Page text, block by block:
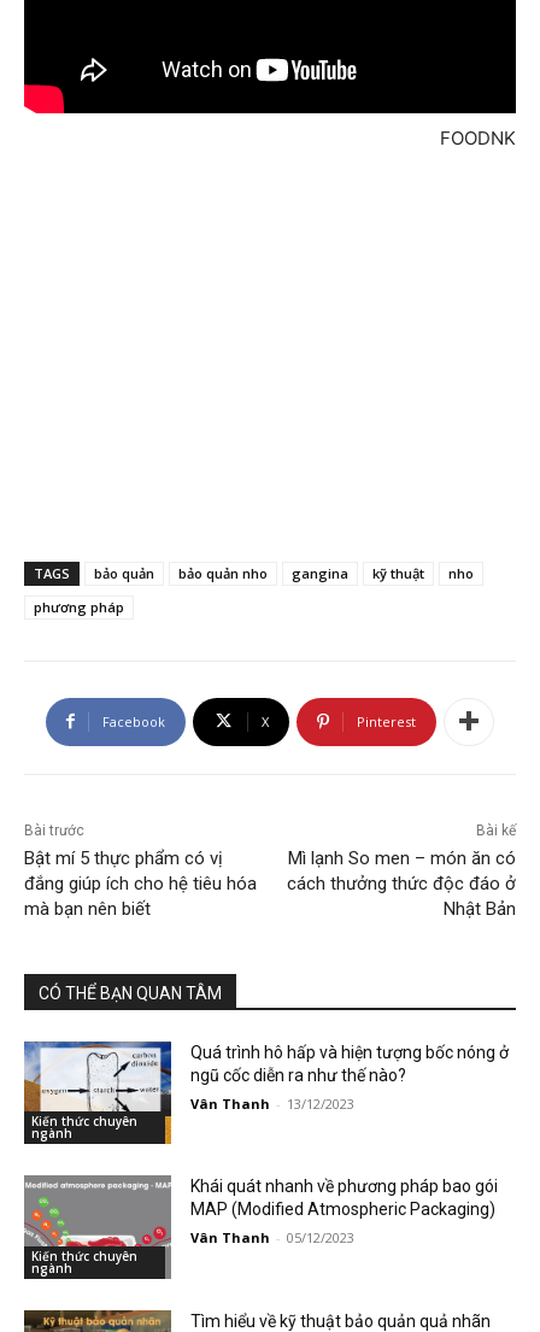
FOODNK
TAGS bảo quản bảo quản nho gangina kỹ thuật
nho
phương pháp
Facebook X Pinterest
Bài trước
Bật mí 5 thực phẩm có vị
đắng giúp ích cho hệ tiêu hóa
mà bạn nên biết
Bài kế
Mì lạnh So men – món ăn có
cách thưởng thức độc đáo ở
Nhật Bản
CÓ THỂ BẠN QUAN TÂM
Kiến thức chuyên
ngành
Quá trình hô hấp và hiện tượng bốc nóng ở
ngũ cốc diễn ra như thế nào?
Vân Thanh - 13/12/2023
Kiến thức chuyên
ngành
Khái quát nhanh về phương pháp bao gói
MAP (Modified Atmospheric Packaging)
Vân Thanh - 05/12/2023
Tìm hiểu về kỹ thuật bảo quản quả nhãn